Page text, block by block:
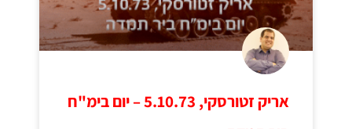
אריק זטורסקי, 5.10.73 – יום בימ"ח